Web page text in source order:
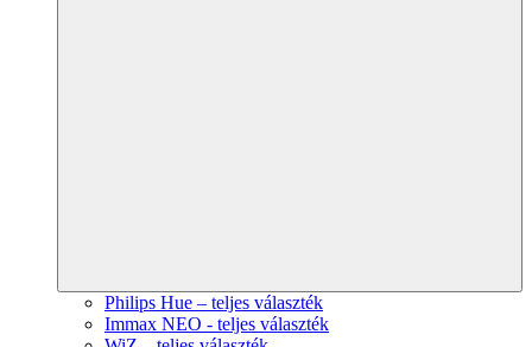
Philips Hue – teljes választék
Immax NEO - teljes választék